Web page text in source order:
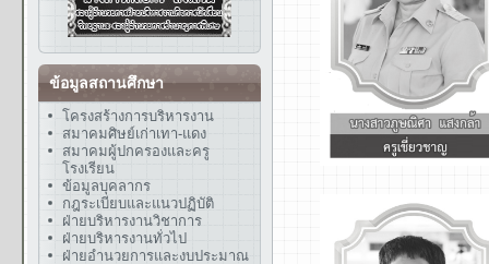
ข้อมูลสถานศึกษา
โครงสร้างการบริหารงาน
สมาคมศิษย์เก่าเทา-แดง
สมาคมผู้ปกครองและครู
โรงเรียน
ข้อมูลบุคลากร
กฎระเบียบและแนวปฏิบัติ
ฝ่ายบริหารงานวิชาการ
ฝ่ายบริหารงานทั่วไป
ฝ่ายอำนวยการและงบประมาณ